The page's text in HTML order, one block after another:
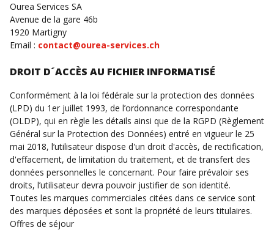
Ourea Services SA
Avenue de la gare 46b
1920 Martigny
Email : contact@ourea-services.ch
DROIT D´ACCÈS AU FICHIER INFORMATISÉ
Conformément à la loi fédérale sur la protection des données
(LPD) du 1er juillet 1993, de l’ordonnance correspondante
(OLDP), qui en règle les détails ainsi que de la RGPD (Règlement
Général sur la Protection des Données) entré en vigueur le 25
mai 2018, l’utilisateur dispose d'un droit d'accès, de rectification,
d'effacement, de limitation du traitement, et de transfert des
données personnelles le concernant. Pour faire prévaloir ses
droits, l’utilisateur devra pouvoir justifier de son identité.
Toutes les marques commerciales citées dans ce service sont
des marques déposées et sont la propriété de leurs titulaires.
Offres de séjour